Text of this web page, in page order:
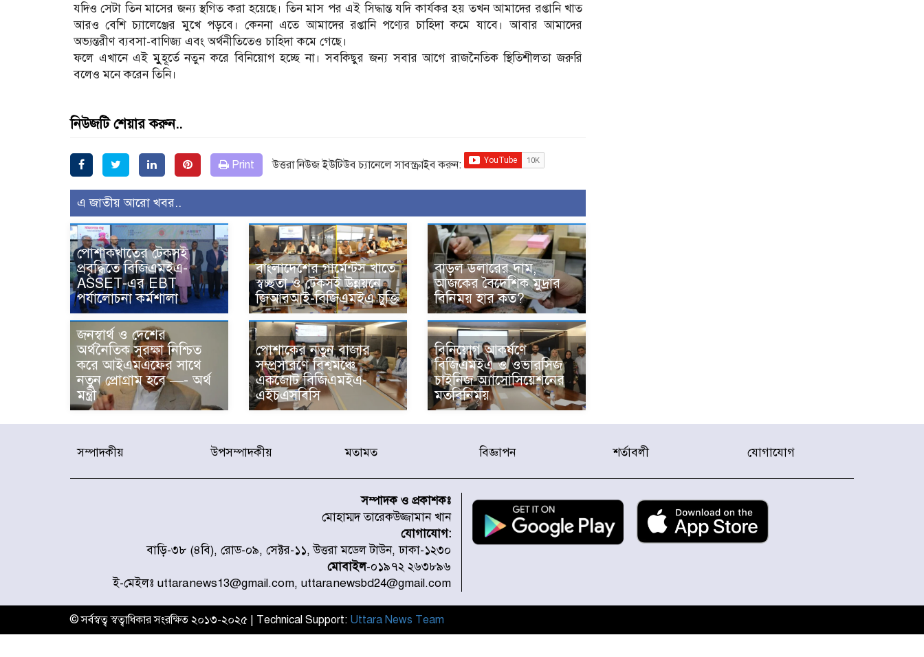
যদিও সেটা তিন মাসের জন্য স্থগিত করা হয়েছে। তিন মাস পর এই সিদ্ধান্ত যদি কার্যকর হয় তখন আমাদের রপ্তানি খাত
আরও বেশি চ্যালেঞ্জের মুখে পড়বে। কেননা এতে আমাদের রপ্তানি পণ্যের চাহিদা কমে যাবে। আবার আমাদের
অভ্যন্তরীণ ব্যবসা-বাণিজ্য এবং অর্থনীতিতেও চাহিদা কমে গেছে।
ফলে এখানে এই মুুহূর্তে নতুন করে বিনিয়োগ হচ্ছে না। সবকিছুর জন্য সবার আগে রাজনৈতিক স্থিতিশীলতা জরুরি
বলেও মনে করেন তিনি।
নিউজটি শেয়ার করুন..
Print উত্তরা নিউজ ইউটিউব চ্যানেলে সাবস্ক্রাইব করুন:
এ জাতীয় আরো খবর..
পোশাকখাতের টেকসই
প্রবৃদ্ধিতে বিজিএমইএ-
ASSET-এর EBT
পর্যালোচনা কর্মশালা
বাংলাদেশের গার্মেন্টস খাতে
স্বচ্ছতা ও টেকসই উন্নয়নে
জিআরআই-বিজিএমইএ চুক্তি
বাড়ল ডলারের দাম,
আজকের বৈদেশিক মুদ্রার
বিনিময় হার কত?
জনস্বার্থ ও দেশের
অর্থনৈতিক সুরক্ষা নিশ্চিত
করে আইএমএফের সাথে
নতুন প্রোগ্রাম হবে —- অর্থ
মন্ত্রী
পোশাকের নতুন বাজার
সম্প্রসারণে বিশ্বমঞ্চে
একজোট বিজিএমইএ-
এইচএসবিসি
বিনিয়োগ আকর্ষণে
বিজিএমইএ ও ওভারসিজ
চাইনিজ অ্যাসোসিয়েশনের
মতবিনিময়
সম্পাদকীয় উপসম্পাদকীয় মতামত বিজ্ঞাপন শর্তাবলী যোগাযোগ
সম্পাদক ও প্রকাশকঃ
মোহাম্মদ তারেকউজ্জামান খান
যোগাযোগ:
বাড়ি-৩৮ (৪বি), রোড-০৯, সেক্টর-১১, উত্তরা মডেল টাউন, ঢাকা-১২৩০
মোবাইল-০১৯৭২ ২৬৩৮৯৬
ই-মেইলঃ uttaranews13@gmail.com, uttaranewsbd24@gmail.com
© সর্বস্বত্ব স্বত্বাধিকার সংরক্ষিত ২০১৩-২০২৫ | Technical Support: Uttara News Team